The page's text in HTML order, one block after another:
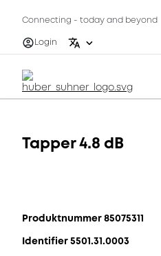
Connecting - today and beyond
Login
Tapper 4.8 dB
Produktnummer 85075311
Identifier 5501.31.0003